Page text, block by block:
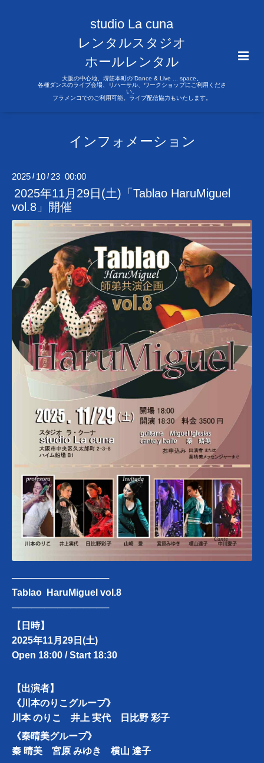
studio La cuna
レンタルスタジオ
ホールレンタル
大阪の中心地、堺筋本町の“Dance & Live ... space。
各種ダンスのライブ会場、リハーサル、ワークショップにご利用くださ
い。
フラメンコでのご利用可能。ライブ配信協力もいたします。
インフォメーション
2025 / 10 / 23 00:00
2025年11月29日(土)「Tablao HaruMiguel
vol.8」開催
───────────────
Tablao HaruMiguel vol.8
───────────────
【日時】
2025年11月29日(土)
Open 18:00 / Start 18:30
【出演者】
《川本のりこグループ》
川本 のりこ 井上 実代 日比野 彩子
《秦晴美グループ》
秦 晴美 宮原 みゆき 横山 達子